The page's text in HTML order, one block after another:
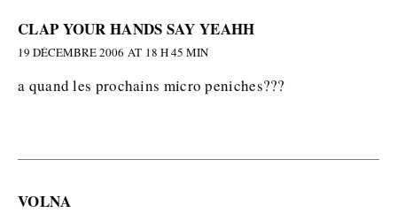
CLAP YOUR HANDS SAY YEAHH
19 DÉCEMBRE 2006 AT 18 H 45 MIN
a quand les prochains micro peniches???
VOLNA